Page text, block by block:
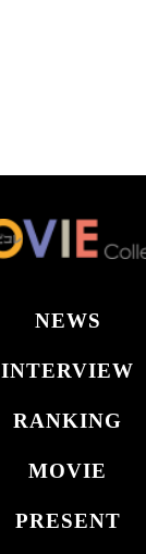
NEWS
INTERVIEW
RANKING
MOVIE
PRESENT